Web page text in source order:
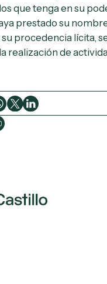
que tenga en su
prestado su
procedencia lícita,
realización de